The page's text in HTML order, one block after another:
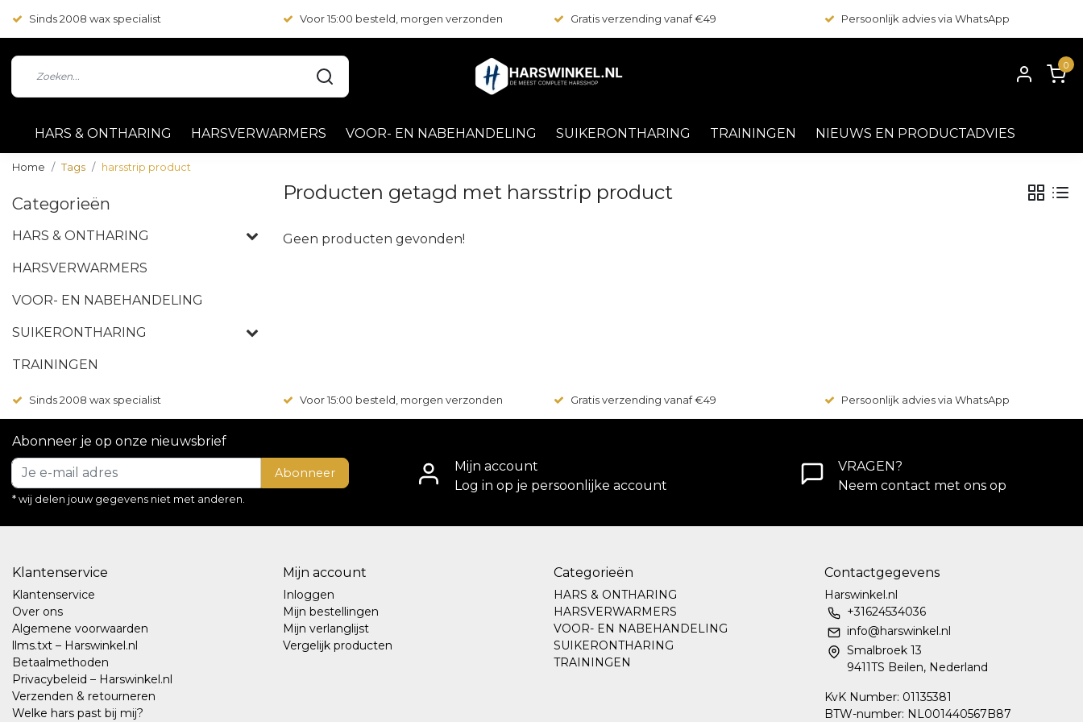
Sinds 2008 wax specialist Voor 15:00 besteld, morgen verzonden Gratis verzending vanaf €49 Persoonlijk advies via WhatsApp
0
HARS & ONTHARING HARSVERWARMERS VOOR- EN NABEHANDELING SUIKERONTHARING TRAININGEN NIEUWS EN PRODUCTADVIES
Home Tags harsstrip product
Categorieën
HARS & ONTHARING
HARSVERWARMERS
VOOR- EN NABEHANDELING
SUIKERONTHARING
TRAININGEN
Producten getagd met harsstrip product
Geen producten gevonden!
Sinds 2008 wax specialist Voor 15:00 besteld, morgen verzonden Gratis verzending vanaf €49 Persoonlijk advies via WhatsApp
Abonneer je op onze nieuwsbrief
Abonneer
* wij delen jouw gegevens niet met anderen.
Mijn account
Log in op je persoonlijke account
VRAGEN?
Neem contact met ons op
Klantenservice
Klantenservice
Over ons
Algemene voorwaarden
llms.txt – Harswinkel.nl
Betaalmethoden
Privacybeleid – Harswinkel.nl
Verzenden & retourneren
Welke hars past bij mij?
Mijn account
Inloggen
Mijn bestellingen
Mijn verlanglijst
Vergelijk producten
Categorieën
HARS & ONTHARING
HARSVERWARMERS
VOOR- EN NABEHANDELING
SUIKERONTHARING
TRAININGEN
Contactgegevens
Harswinkel.nl
+31624534036
info@harswinkel.nl
Smalbroek 13
9411TS Beilen, Nederland
KvK Number: 01135381
BTW-number: NL001440567B87